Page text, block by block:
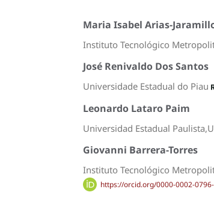
Maria Isabel Arias-
Instituto Tecnológico
José Renivaldo Dos Santos
Universidade Estadual do Piau
Leonardo Lataro Paim
Universidad Estadual
Giovanni Barrera-Torres
Instituto Tecnológico
https://orcid.org/0000-0002-